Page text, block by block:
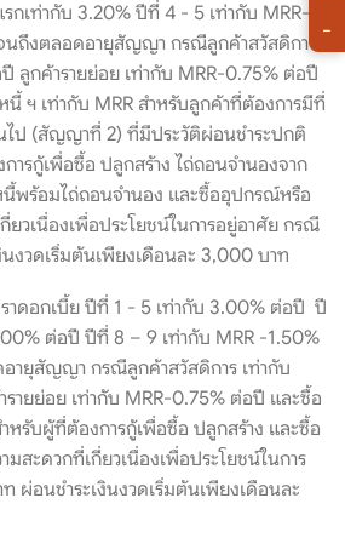
กเท่ากับ 3.20% ปีที่ 4 - 5 เท่ากับ MRR-
ถึงตลอดอายุสัญญา กรณีลูกค้าสวัสดิการ
ลูกค้ารายย่อย เท่ากับ MRR-0.75% ต่อปี
ฯ เท่ากับ MRR สำหรับลูกค้าที่ต้องการมีที่
ป (สัญญาที่ 2) ที่มีประวัติผ่อนชำระปกติ
ารกู้เพื่อซื้อ ปลูกสร้าง ไถ่ถอนจำนองจาก
นี้พร้อมไถ่ถอนจำนอง และซื้ออุปกรณ์หรือ
ยวเนื่องเพื่อประโยชน์ในการอยู่อาศัย กรณี
นงวดเริ่มต้นเพียงเดือนละ 3,000 บาท
าดอกเบี้ย ปีที่ 1 - 5 เท่ากับ 3.00% ต่อปี ปี
ต่อปี ปีที่ 8 – 9 เท่ากับ MRR -1.50%
ายุสัญญา กรณีลูกค้าสวัสดิการ เท่ากับ
ายย่อย เท่ากับ MRR-0.75% ต่อปี และซื้อ
หรับผู้ที่ต้องการกู้เพื่อซื้อ ปลูกสร้าง และซื้อ
สะดวกที่เกี่ยวเนื่องเพื่อประโยชน์ในการ
ผ่อนชำระเงินงวดเริ่มต้นเพียงเดือนละ
-